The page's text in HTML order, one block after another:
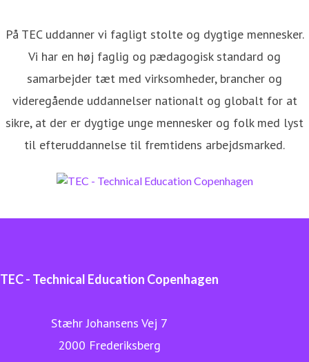
På TEC uddanner vi fagligt stolte og dygtige mennesker.
Vi har en høj faglig og pædagogisk standard og
samarbejder tæt med virksomheder, brancher og
videregående uddannelser nationalt og globalt for at
sikre, at der er dygtige unge mennesker og folk med lyst
til efteruddannelse til fremtidens arbejdsmarked.
TEC - Technical Education Copenhagen
Stæhr Johansens Vej 7
2000 Frederiksberg